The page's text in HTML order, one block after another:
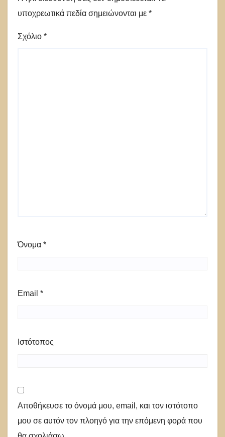
υποχρεωτικά πεδία σημειώνονται με *
Σχόλιο *
Όνομα *
Email *
Ιστότοπος
Αποθήκευσε το όνομά μου, email, και τον ιστότοπο
μου σε αυτόν τον πλοηγό για την επόμενη φορά που